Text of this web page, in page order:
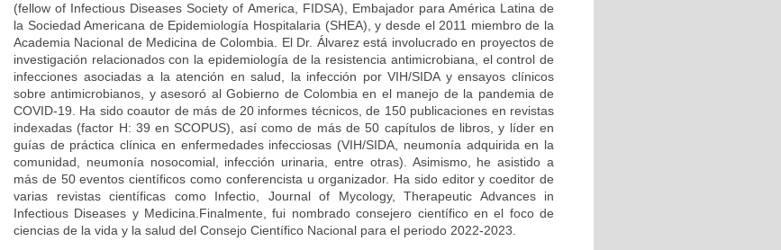
(fellow of Infectious Diseases Society of America, FIDSA), Embajador para América Latina de
la Sociedad Americana de Epidemiología Hospitalaria (SHEA), y desde el 2011 miembro de la
Academia Nacional de Medicina de Colombia. El Dr. Álvarez está involucrado en proyectos de
investigación relacionados con la epidemiología de la resistencia antimicrobiana, el control de
infecciones asociadas a la atención en salud, la infección por VIH/SIDA y ensayos clínicos
sobre antimicrobianos, y asesoró al Gobierno de Colombia en el manejo de la pandemia de
COVID-19. Ha sido coautor de más de 20 informes técnicos, de 150 publicaciones en revistas
indexadas (factor H: 39 en SCOPUS), así como de más de 50 capítulos de libros, y líder en
guías de práctica clínica en enfermedades infecciosas (VIH/SIDA, neumonía adquirida en la
comunidad, neumonía nosocomial, infección urinaria, entre otras). Asimismo, he asistido a
más de 50 eventos científicos como conferencista u organizador. Ha sido editor y coeditor de
varias revistas científicas como Infectio, Journal of Mycology, Therapeutic Advances in
Infectious Diseases y Medicina.Finalmente, fui nombrado consejero científico en el foco de
ciencias de la vida y la salud del Consejo Científico Nacional para el periodo 2022-2023.